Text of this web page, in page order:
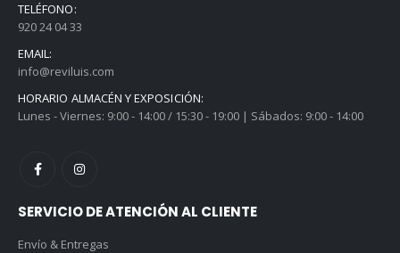
TELÉFONO:
920 24 04 33
EMAIL:
info@reviluis.com
HORARIO ALMACÉN Y EXPOSICIÓN:
Lunes - Viernes: 9:00 - 14:00 / 15:30 - 19:00 | Sábados: 9:00 - 14:00
SERVICIO DE ATENCIÓN AL CLIENTE
Envío & Entregas